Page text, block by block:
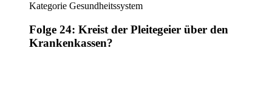
Kategorie Gesundheitssystem
Folge 24: Kreist der Pleitegeier über den
Krankenkassen?